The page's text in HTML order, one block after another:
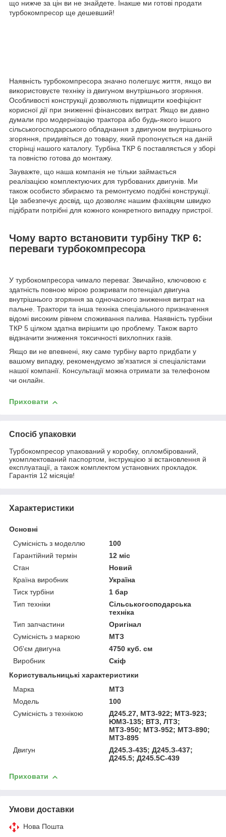
що нижче за цін ви не знайдете. Інакше ми готові продати
турбокомпресор ще дешевший!
Наявність турбокомпресора значно полегшує життя, якщо ви
використовуєте техніку із двигуном внутрішнього згоряння.
Особливості конструкції дозволяють підвищити коефіцієнт
корисної дії при зниженні фінансових витрат. Якщо ви давно
думали про модернізацію трактора або будь-якого іншого
сільськогосподарського обладнання з двигуном внутрішнього
згоряння, придивіться до товару, який пропонується на даній
сторінці нашого каталогу. Турбіна ТКР 6 поставляється у зборі
та повністю готова до монтажу.
Зауважте, що наша компанія не тільки займається
реалізацією комплектуючих для турбованих двигунів. Ми
також особисто збираємо та ремонтуємо подібні конструкції.
Це забезпечує досвід, що дозволяє нашим фахівцям швидко
підібрати потрібні для кожного конкретного випадку пристрої.
Чому варто встановити турбіну ТКР 6:
переваги турбокомпресора
У турбокомпресора чимало переваг. Звичайно, ключовою є
здатність повною мірою розкривати потенціал двигуна
внутрішнього згоряння за одночасного зниження витрат на
пальне. Трактори та інша техніка спеціального призначення
відомі високим рівнем споживання палива. Наявність турбіни
ТКР 5 цілком здатна вирішити цю проблему. Також варто
відзначити зниження токсичності вихлопних газів.
Якщо ви не впевнені, яку саме турбіну варто придбати у
вашому випадку, рекомендуємо зв'язатися зі спеціалістами
нашої компанії. Консультації можна отримати за телефоном
чи онлайн.
Приховати
Спосіб упаковки
Турбокомпресор упакований у коробку, опломбірований,
укомплектований паспортом, інструкцією зі встановлення й
експлуатації, а також комплектом установних прокладок.
Гарантія 12 місяців!
Характеристики
Основні
Сумісність з моделлю
100
Гарантійний термін
12 міс
Стан
Новий
Країна виробник
Україна
Тиск турбіни
1 бар
Тип техніки
Сільськогосподарська
техніка
Тип запчастини
Оригінал
Сумісність з маркою
МТЗ
Об'єм двигуна
4750 куб. см
Виробник
Скіф
Користувальницькі характеристики
Марка
МТЗ
Модель
100
Сумісність з технікою
Д245.27, МТЗ-922; МТЗ-923;
ЮМЗ-135; ВТЗ, ЛТЗ;
МТЗ-950; МТЗ-952; МТЗ-890;
МТЗ-895
Двигун
Д245.З-435; Д245.З-437;
Д245.5; Д245.5С-439
Приховати
Умови доставки
Нова Пошта